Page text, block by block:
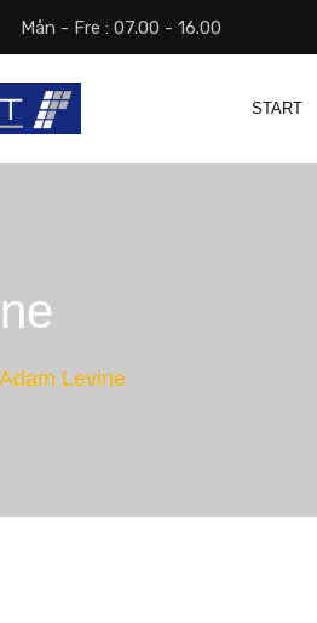
Mån - Fre : 07.00 - 16.00
START
Adam Levine